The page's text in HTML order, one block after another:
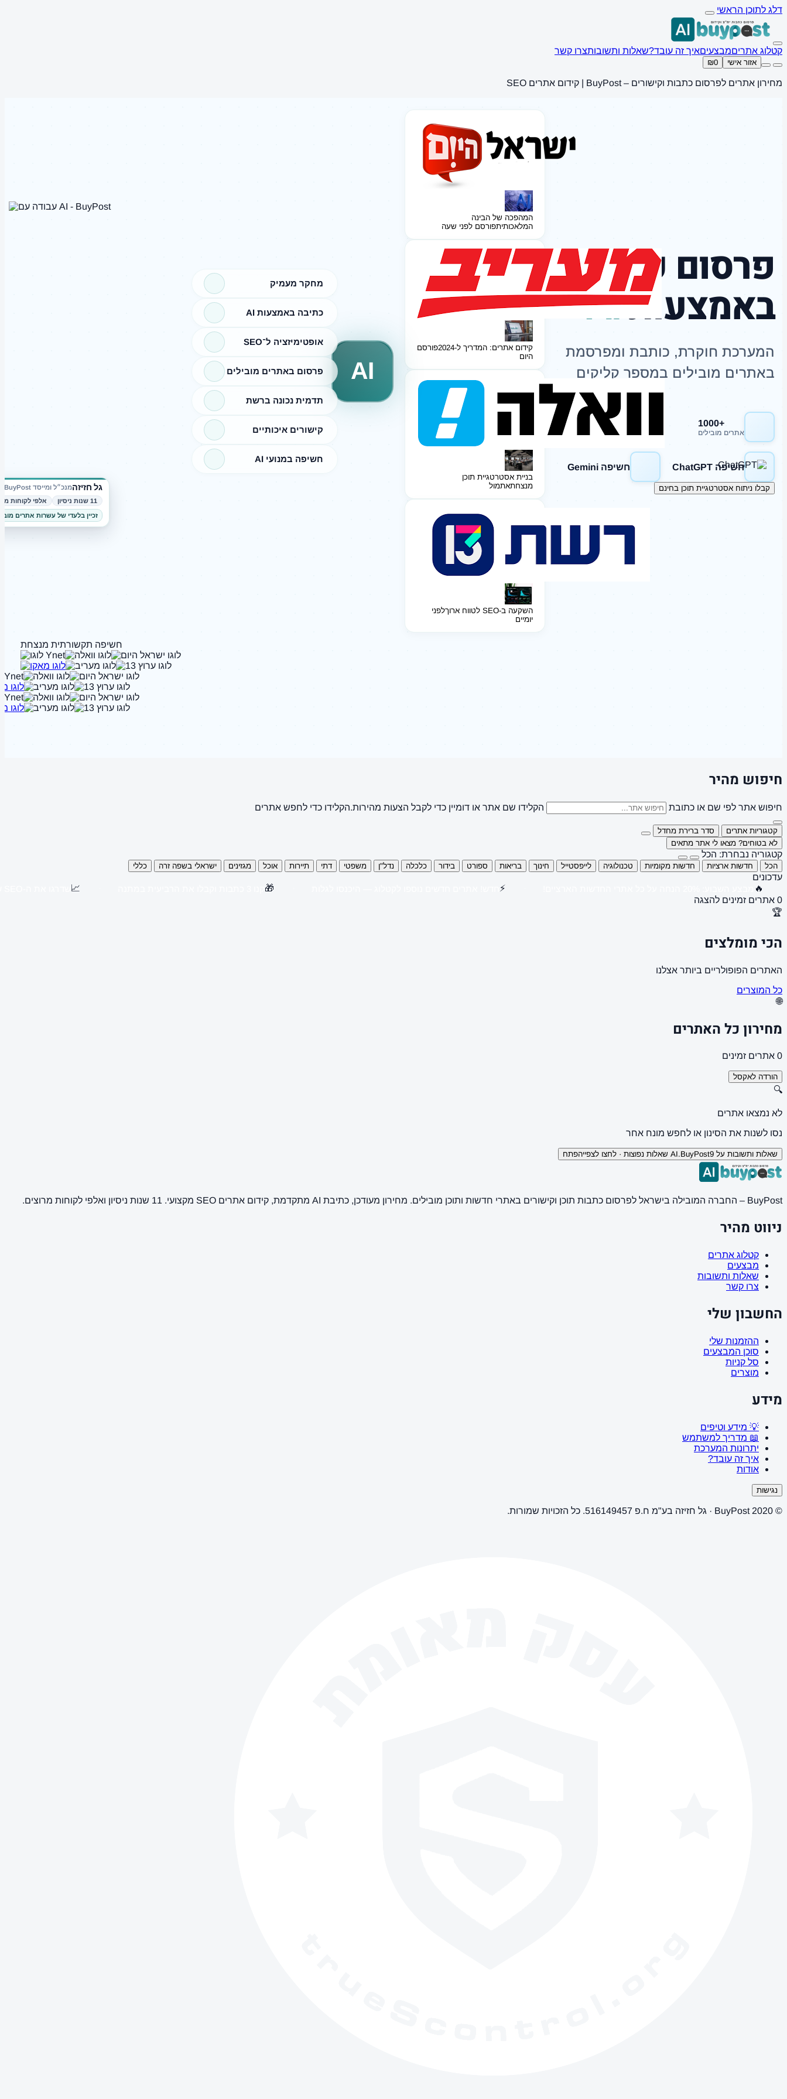
דלג לתוכן הראשי
קטלוג אתריםמבצעיםאיך זה עובד?שאלות ותשובותצרו קשר
אזור אישי ₪0
מחירון אתרים לפרסום כתבות וקישורים – BuyPost | קידום אתרים SEO
גל חזיזהמנכ״ל ומייסד BuyPost
11 שנות ניסיון
אלפי לקוחות
זכיין בלעדי של עשרות אתרים
מחקר מעמיק
כתיבה באמצעות AI
אופטימיזציה ל־SEO
פרסום באתרים מובילים
תדמית נכונה ברשת
קישורים איכותיים
חשיפה במנועי AI
AI
המהפכה של הבינה
המלאכותיתפורסם לפני שעה
קידום אתרים: המדריך ל-2024
פורסם
היום
בניית אסטרטגיית תוכן
מנצחתאתמול
השקעה ב-SEO לטווח ארוך
לפני
יומיים
פרסום כתבות
באמצעותAI
המערכת חוקרת, כותבת ומפרסמת
באתרים מובילים במספר קליקים
+1000
אתרים מובילים
חשיפה Google
חשיפה ChatGPT חשיפה Gemini
קבלו ניתוח אסטרטגיית תוכן בחינם
חשיפה תקשורתית מנצחת
חיפוש מהיר
חיפוש אתר לפי שם או כתובת הקלידו שם אתר או דומיין כדי לקבל הצעות מהירות.הקלידו כדי לחפש אתרים
קטגוריות אתרים
סדר ברירת מחדל
לא בטוחים? מצאו לי אתר מתאים
קטגוריה נבחרת: הכל
הכל חדשות ארציות חדשות מקומיות טכנולוגיה לייפסטייל חינוך בריאות ספורט בידור כלכלה נדל"ן משפטי דתי תיירות אוכל מגזינים ישראלי בשפה זרה כללי
עדכונים
🔥
⚡
🎁
📈
0 אתרים זמינים להצגה
🏆
הכי מומלצים
האתרים הפופולריים ביותר אצלנו
כל המוצרים
🌐
מחירון כל האתרים
0 אתרים זמינים
הורדה לאקסל
🔍
לא נמצאו אתרים
נסו לשנות את הסינון או לחפש מונח אחר
שאלות ותשובות על AI.BuyPost 9 שאלות נפוצות · לחצו לצפייה פתח
BuyPost – החברה המובילה בישראל לפרסום כתבות תוכן וקישורים באתרי חדשות ותוכן מובילים. מחירון מעודכן, כתיבת AI מתקדמת, קידום אתרים SEO מקצועי. 11 שנות ניסיון ואלפי לקוחות מרוצים.
ניווט מהיר
קטלוג אתרים
מבצעים
שאלות ותשובות
צרו קשר
החשבון שלי
ההזמנות שלי
סוכן המבצעים
סל קניות
מוצרים
מידע
💡 מידע וטיפים
📖 מדריך למשתמש
יתרונות המערכת
איך זה עובד?
אודות
נגישות
© 2020 BuyPost · גל חזיזה בע"מ ח.פ 516149457. כל הזכויות שמורות.